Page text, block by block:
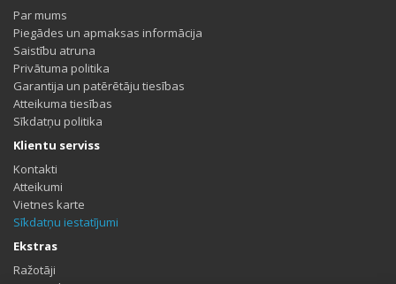
Par mums
Piegādes un apmaksas informācija
Saistību atruna
Privātuma politika
Garantija un patērētāju tiesības
Atteikuma tiesības
Sīkdatņu politika
Klientu serviss
Kontakti
Atteikumi
Vietnes karte
Sīkdatņu iestatījumi
Ekstras
Ražotāji